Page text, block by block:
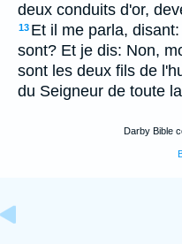
deux conduits d'or,
13 Et il me parla,
sont? Et je dis: Non,
sont les deux fils de
du Seigneur de toute
Darby Bible